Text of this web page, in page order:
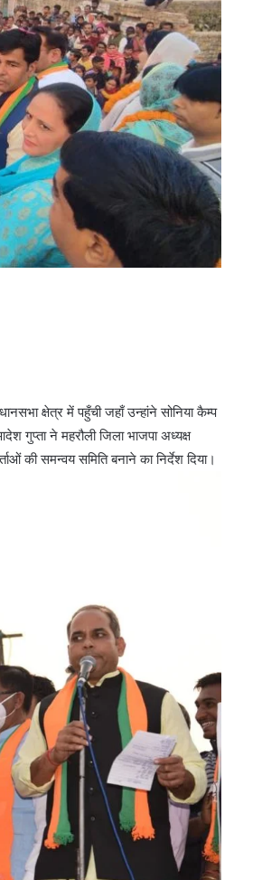
क्षेत्र में पहुँची जहाँ उन्हांने सोनिया कैम्प
गुप्ता ने महरौली जिला भाजपा अध्यक्ष
की समन्वय समिति बनाने का निर्देश दिया।